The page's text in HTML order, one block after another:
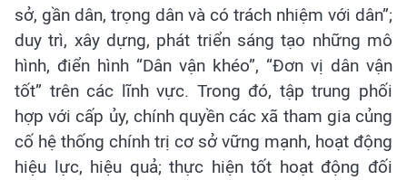
sở, gần dân, trọng dân và có trách nhiệm với dân”;
duy trì, xây dựng, phát triển sáng tạo những mô
hình, điển hình “Dân vận khéo”, “Đơn vị dân vận
tốt” trên các lĩnh vực. Trong đó, tập trung phối
hợp với cấp ủy, chính quyền các xã tham gia củng
cố hệ thống chính trị cơ sở vững mạnh, hoạt động
hiệu lực, hiệu quả; thực hiện tốt hoạt động đối